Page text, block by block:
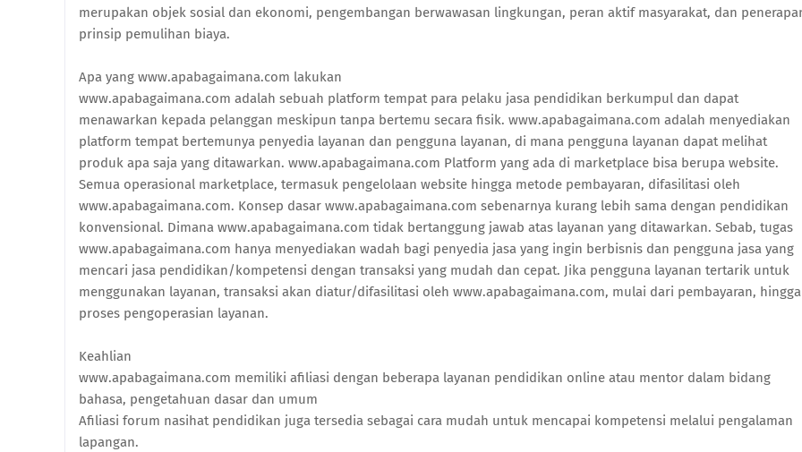
merupakan objek sosial dan ekonomi, pengembangan berwawasan lingkungan, peran aktif masyarakat, dan
prinsip pemulihan biaya.
Apa yang www.apabagaimana.com lakukan
www.apabagaimana.com adalah sebuah platform tempat para pelaku jasa pendidikan berkumpul dan dapat
menawarkan kepada pelanggan meskipun tanpa bertemu secara fisik. www.apabagaimana.com adalah menyediakan
platform tempat bertemunya penyedia layanan dan pengguna layanan, di mana pengguna layanan dapat melihat
produk apa saja yang ditawarkan. www.apabagaimana.com Platform yang ada di marketplace bisa berupa website.
Semua operasional marketplace, termasuk pengelolaan website hingga metode pembayaran, difasilitasi oleh
www.apabagaimana.com. Konsep dasar www.apabagaimana.com sebenarnya kurang lebih sama dengan pendidikan
konvensional. Dimana www.apabagaimana.com tidak bertanggung jawab atas layanan yang ditawarkan. Sebab, tugas
www.apabagaimana.com hanya menyediakan wadah bagi penyedia jasa yang ingin berbisnis dan pengguna jasa yang
mencari jasa pendidikan/kompetensi dengan transaksi yang mudah dan cepat. Jika pengguna layanan tertarik untuk
menggunakan layanan, transaksi akan diatur/difasilitasi oleh www.apabagaimana.com, mulai dari pembayaran, hingga
proses pengoperasian layanan.
Keahlian
www.apabagaimana.com memiliki afiliasi dengan beberapa layanan pendidikan online atau mentor dalam bidang
bahasa, pengetahuan dasar dan umum
Afiliasi forum nasihat pendidikan juga tersedia sebagai cara mudah untuk mencapai kompetensi melalui pengalaman
lapangan.